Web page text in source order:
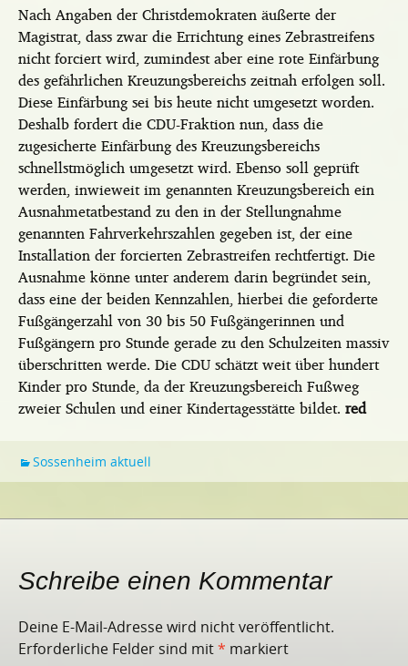
Nach Angaben der Christdemokraten äußerte der
Magistrat, dass zwar die Errichtung eines Zebrastreifens
nicht forciert wird, zumindest aber eine rote Einfärbung
des gefährlichen Kreuzungsbereichs zeitnah erfolgen soll.
Diese Einfärbung sei bis heute nicht umgesetzt worden.
Deshalb fordert die CDU-Fraktion nun, dass die
zugesicherte Einfärbung des Kreuzungsbereichs
schnellstmöglich umgesetzt wird. Ebenso soll geprüft
werden, inwieweit im genannten Kreuzungsbereich ein
Ausnahmetatbestand zu den in der Stellungnahme
genannten Fahrverkehrszahlen gegeben ist, der eine
Installation der forcierten Zebrastreifen rechtfertigt. Die
Ausnahme könne unter anderem darin begründet sein,
dass eine der beiden Kennzahlen, hierbei die geforderte
Fußgängerzahl von 30 bis 50 Fußgängerinnen und
Fußgängern pro Stunde gerade zu den Schulzeiten massiv
überschritten werde. Die CDU schätzt weit über hundert
Kinder pro Stunde, da der Kreuzungsbereich Fußweg
zweier Schulen und einer Kindertagesstätte bildet. red
Sossenheim aktuell
Schreibe einen Kommentar
Deine E-Mail-Adresse wird nicht veröffentlicht.
Erforderliche Felder sind mit* markiert